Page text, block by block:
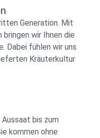
Generation. Mit
wir Ihnen die
Dabei fühlen wir uns
Kräuterkultur
bis zum
kommen ohne